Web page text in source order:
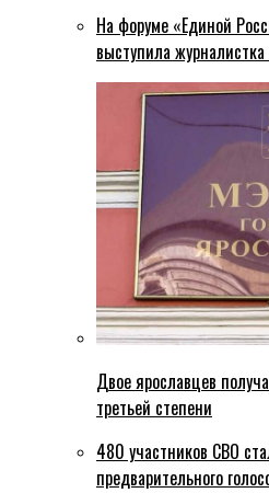
На форуме «Единой
выступила
Двое ярославцев
третьей степени
480 участников СВО
предварительного